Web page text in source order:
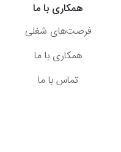
همکاری با ما
فرصت‌های شغلی
همکاری با ما
تماس با ما